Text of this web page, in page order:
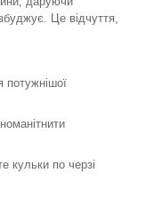
Це відчуття,
потужнішої
кульки по черзі